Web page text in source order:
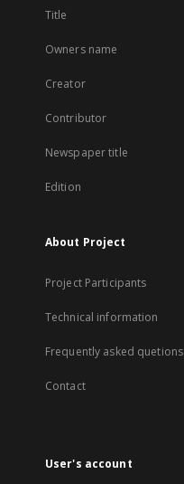
Title
Owners name
Creator
Contributor
Newspaper title
Edition
About Project
Project Participants
Technical information
Frequently asked quetions
Contact
User's account